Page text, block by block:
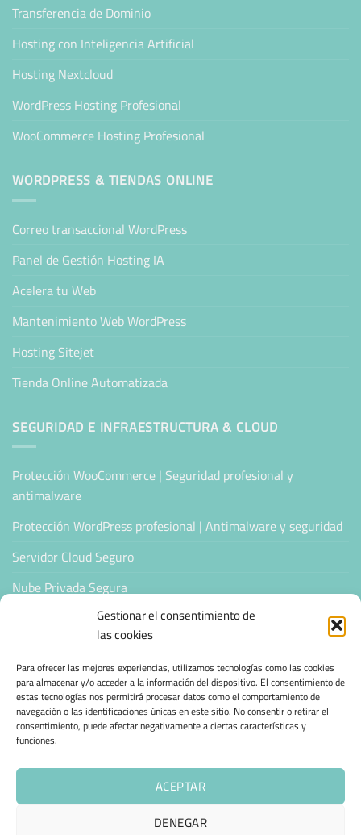
Gestionar el consentimiento de
las cookies
Para ofrecer las mejores experiencias, utilizamos tecnologías como las cookies
para almacenar y/o acceder a la información del dispositivo. El consentimiento de
estas tecnologías nos permitirá procesar datos como el comportamiento de
navegación o las identificaciones únicas en este sitio. No consentir o retirar el
consentimiento, puede afectar negativamente a ciertas características y
funciones.
ACEPTAR
DENEGAR
Transferencia de Dominio
Hosting con Inteligencia Artificial
Hosting Nextcloud
WordPress Hosting Profesional
WooCommerce Hosting Profesional
WORDPRESS & TIENDAS ONLINE
Correo transaccional WordPress
Panel de Gestión Hosting IA
Acelera tu Web
Mantenimiento Web WordPress
Hosting Sitejet
Tienda Online Automatizada
SEGURIDAD E INFRAESTRUCTURA & CLOUD
Protección WooCommerce | Seguridad profesional y
antimalware
Protección WordPress profesional | Antimalware y seguridad
Servidor Cloud Seguro
Nube Privada Segura
CONFIANZA & ESPECIALIZACIÓN
Sello de Confianza
Empresas Verificadas +100 Protocolos Online
Migración desde otro proveedor
Hosting ecológico + IA
Hosting Empresarial 360